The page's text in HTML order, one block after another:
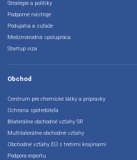
Stratégie a politiky
Podporné nástroje
Podujatia a súťaže
Medzinárodná spolupráca
Startup víza
Obchod
Centrum pre chemické látky a prípravky
Ochrana spotrebiteľa
Bilaterálne obchodné vzťahy SR
Multilaterálne obchodné vzťahy
Obchodné vzťahy EÚ s tretími krajinami
Podpora exportu